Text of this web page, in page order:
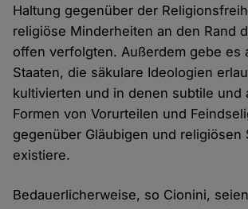
Haltung gegenüber der
religiöse Minderheiten an den Rand
offen verfolgten. Außerdem gebe es
Staaten, die säkulare Ideologien
kultivierten und in denen subtile und
Formen von Vorurteilen und
gegenüber Gläubigen und religiösen
existiere.
Bedauerlicherweise, so Cionini,